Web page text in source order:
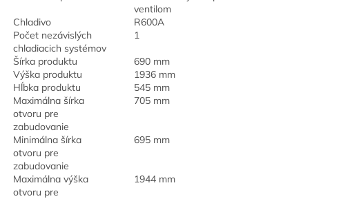
ventilom
Chladivo
R600A
Počet nezávislých
chladiacich systémov
1
Šírka produktu
690 mm
Výška produktu
1936 mm
Hĺbka produktu
545 mm
Maximálna šírka
otvoru pre
zabudovanie
705 mm
Minimálna šírka
otvoru pre
zabudovanie
695 mm
Maximálna výška
otvoru pre
1944 mm